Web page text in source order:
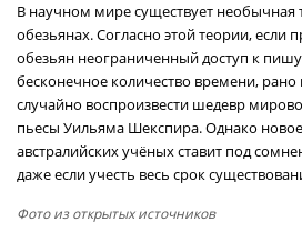
В научном мире существует необычная
обезьянах. Согласно этой теории, если
обезьян неограниченный доступ к
бесконечное количество времени,
случайно воспроизвести шедевр
пьесы Уильяма Шекспира. Однако
австралийских учёных ставит под
даже если учесть весь срок
Фото из открытых источников